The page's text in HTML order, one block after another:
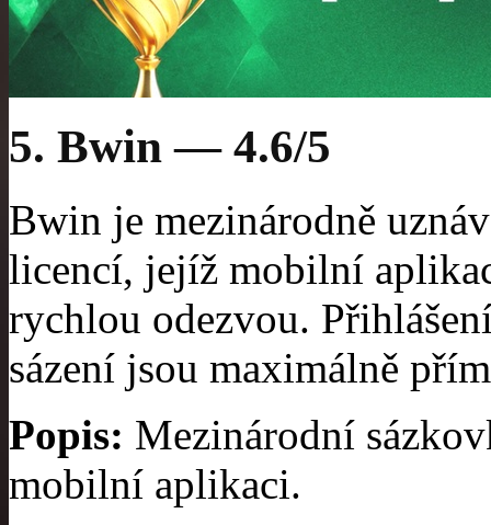
5. Bwin — 4.6/5
Bwin je mezinárodně
licencí, jejíž mobilní
rychlou odezvou.
sázení jsou maximálně
Popis: Mezinárodní
mobilní aplikaci.